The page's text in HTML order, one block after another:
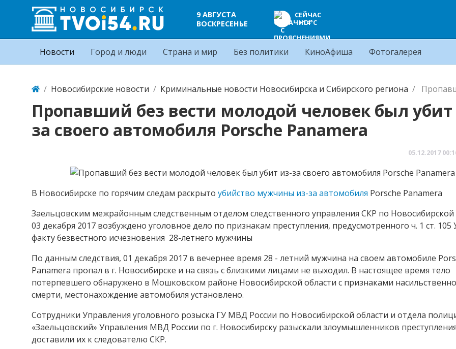
9 АВГУСТА
ВОСКРЕСЕНЬЕ
СЕЙЧАС
+14°C
Новости Город и люди Страна и мир Без политики КиноАфиша Фотогалерея
Новосибирские новости Криминальные новости Новосибирска и Сибирского региона
Пропавший без вести молодой человек был убит
за своего автомобиля Porsche Panamera
05.12.2017
В Новосибирске по горячим следам раскрыто убийство мужчины из-за автомобиля Porsche Panamera
Заельцовским межрайонным следственным отделом следственного управления СКР по Новосибирской
03 декабря 2017 возбуждено уголовное дело по признакам преступления, предусмотренного ч. 1 ст.
факту безвестного исчезновения 28-летнего мужчины
По данным следствия, 01 декабря 2017 в вечернее время 28 - летний мужчина на своем автомобиле
Panamera пропал в г. Новосибирске и на связь с близкими лицами не выходил. В настоящее время тело
потерпевшего обнаружено в Мошковском районе Новосибирской области с признаками
смерти, местонахождение автомобиля установлено.
Сотрудники Управления уголовного розыска ГУ МВД России по Новосибирской области и отдела
«Заельцовский» Управления МВД России по г. Новосибирску разыскали злоумышленников
доставили их к следователю СКР.